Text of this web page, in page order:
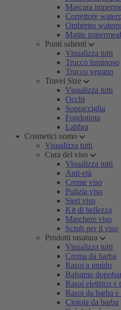
Mascara
Correttore
Ombretto
Matite
Punti salienti
Visualizza tutti
Trucco luminoso
Trucco vegano
Travel Size
Visualizza tutti
Occhi
Sopracciglia
Fondotinta
Labbra
Cosmetici uomo
Visualizza tutti
Cura del viso
Visualizza tutti
Anti-età
Creme viso
Pulizia viso
Sieri viso
Kit di bellezza
Maschere viso
Scrub per il viso
Prodotti rasatura
Visualizza tutti
Crema da barba
Rasoi a umido
Balsamo
Rasoi elettrico e
Rasoi da barba e
Ciotola da barba